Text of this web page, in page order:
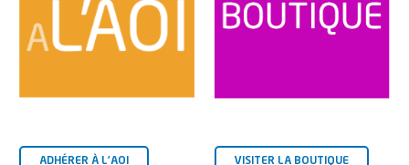
ADHÉRER À L’AOI VISITER LA BOUTIQUE